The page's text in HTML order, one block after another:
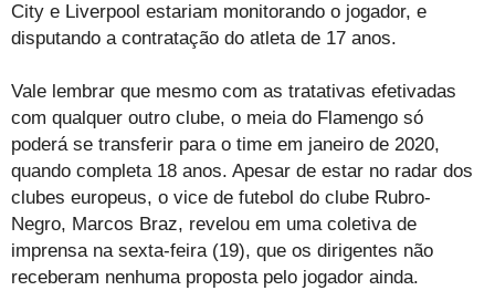
City e Liverpool estariam monitorando o jogador, e
disputando a contratação do atleta de 17 anos.
Vale lembrar que mesmo com as tratativas efetivadas
com qualquer outro clube, o meia do Flamengo só
poderá se transferir para o time em janeiro de 2020,
quando completa 18 anos. Apesar de estar no radar dos
clubes europeus, o vice de futebol do clube Rubro-
Negro, Marcos Braz, revelou em uma coletiva de
imprensa na sexta-feira (19), que os dirigentes não
receberam nenhuma proposta pelo jogador ainda.